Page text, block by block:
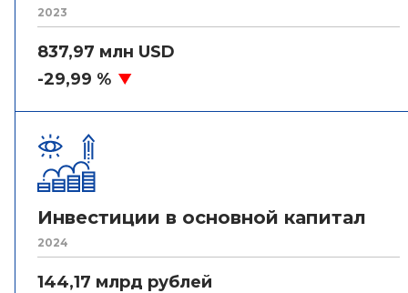
2023
837,97 млн USD
-29,99 %
Инвестиции в основной капитал
2024
144,17 млрд рублей